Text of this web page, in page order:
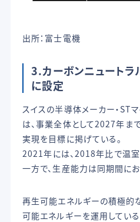
出所：富士電機
3.カーボンニュート
に設定
スイスの半導体メーカー・ST
は、事業全体として2027年ま
実現を目標に掲げている。
2021年には、2018年比で温
一方で、生産能力は同期間に
再生可能エネルギーの積極的
可能エネルギーを運用してい